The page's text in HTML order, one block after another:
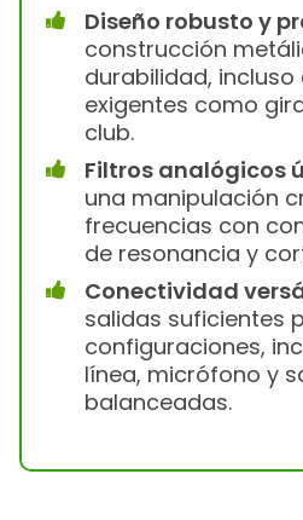
Diseño robusto y
construcción
durabilidad, incluso
exigentes como
club.
Filtros analógicos
una manipulación
frecuencias con
de resonancia y
Conectividad
salidas suficientes
configuraciones,
línea, micrófono y
balanceadas.